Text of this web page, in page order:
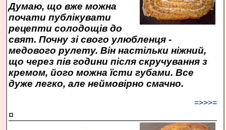
Думаю, що вже можна
почати публікувати
рецепти солодощів до
свят. Почну зі свого улюбленця -
медового рулету. Він настільки ніжний,
що через пів години після скручування з
кремом, його можна їсти губами. Все
дуже легко, але неймовірно смачно.
=>>>=
¤